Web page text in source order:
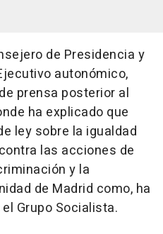
de Presidencia y
autonómico,
prensa posterior al
ha explicado que
ley sobre la igualdad
las acciones de
y la
de Madrid como, ha
Grupo Socialista.